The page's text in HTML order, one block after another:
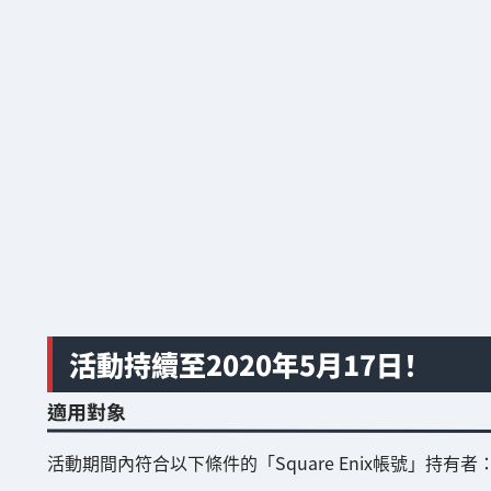
活動持續至2020年5月17日！
適用對象
活動期間內符合以下條件的「Square Enix帳號」持有者